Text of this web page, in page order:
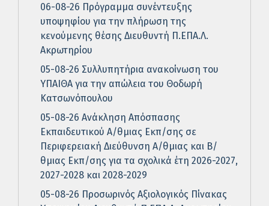
06-08-26 Πρόγραμμα συνέντευξης
υποψηφίου για την πλήρωση της
κενούμενης θέσης Διευθυντή Π.ΕΠΑ.Λ.
Ακρωτηρίου
05-08-26 Συλλυπητήρια ανακοίνωση του
ΥΠΑΙΘΑ για την απώλεια του Θοδωρή
Κατσωνόπουλου
05-08-26 Ανάκληση Απόσπασης
Εκπαιδευτικού Α/θμιας Εκπ/σης σε
Περιφερειακή Διεύθυνση Α/θμιας και Β/
θμιας Εκπ/σης για τα σχολικά έτη 2026-2027,
2027-2028 και 2028-2029
05-08-26 Προσωρινός Αξιολογικός Πίνακας